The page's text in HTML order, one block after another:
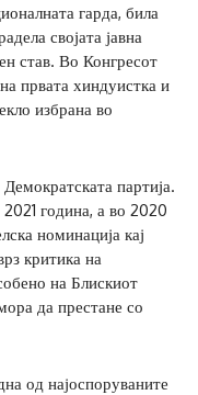
гарда, била
својата јавна
став. Во Конгресот
првата хиндуистка и
избрана во
партија.
година, а во 2020
номинација кај
критика на
на Блискиот
да престане со
од најоспоруваните